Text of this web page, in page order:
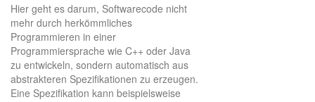
Hier geht es darum, Softwarecode nicht
mehr durch herkömmliches
Programmieren in einer
Programmiersprache wie C++ oder Java
zu entwickeln, sondern automatisch aus
abstrakteren Spezifikationen zu erzeugen.
Eine Spezifikation kann beispielsweise